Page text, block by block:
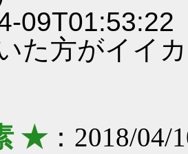
た方がイイ
★：2018/04/